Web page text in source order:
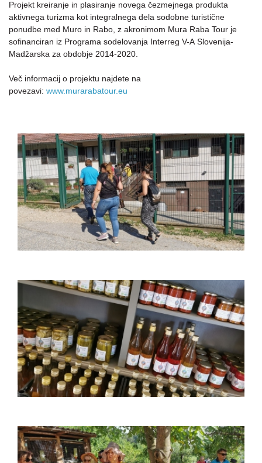
Projekt kreiranje in plasiranje novega čezmejnega produkta
aktivnega turizma kot integralnega dela sodobne turistične
ponudbe med Muro in Rabo, z akronimom Mura Raba Tour je
sofinanciran iz Programa sodelovanja Interreg V-A Slovenija-
Madžarska za obdobje 2014-2020.
Več informacij o projektu najdete na
povezavi: www.murarabatour.eu